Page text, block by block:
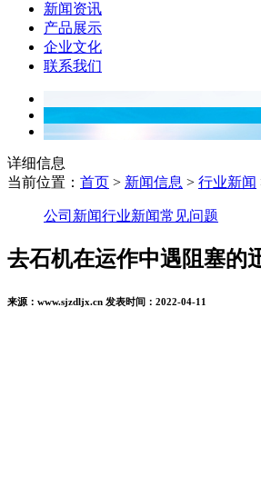
新闻资讯
产品展示
企业文化
联系我们
详细信息
当前位置： 首页 > 新闻信息 > 行业新闻
公司新闻行业新闻常见问题
去石机在运作中遇阻塞的
来源：www.sjzdljx.cn 发表时间：2022-04-11